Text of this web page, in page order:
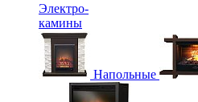
Электро-
камины
Напольные